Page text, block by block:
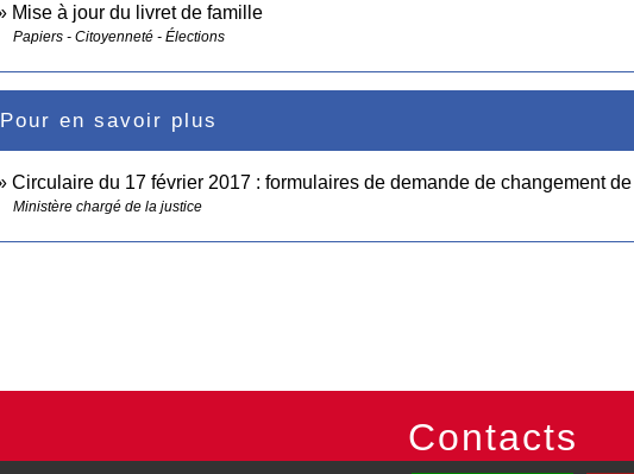
Mise à jour du livret de famille
Papiers - Citoyenneté - Élections
Pour en savoir plus
Circulaire du 17 février 2017 : formulaires de demande de changement
Ministère chargé de la justice
Contacts